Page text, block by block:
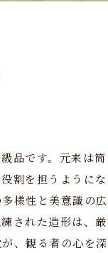
品です。元来は
割を担うように
様性と美意識の
された造形は、
、観る者の心を